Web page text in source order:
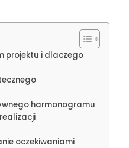
projektu i dlaczego
harmonogramu
oczekiwaniami